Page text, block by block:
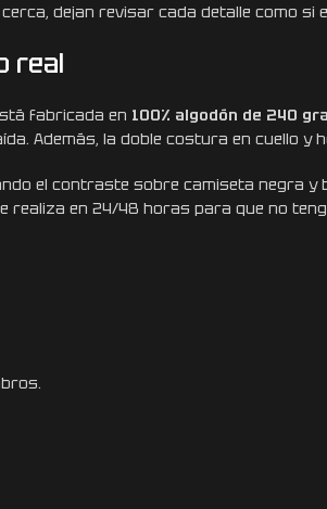
dejan revisar cada detalle como
real
fabricada en 100% algodón de 240
Además, la doble costura en cuello
el contraste sobre camiseta negra y
realiza en 24/48 horas para que no